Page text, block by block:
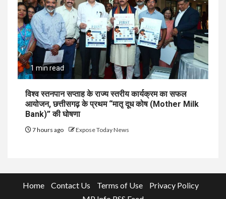
1 min read
विश्व स्तनपान सप्ताह के राज्य स्तरीय कार्यक्रम का सफल
आयोजन, छत्तीसगढ़ के प्रथम “मातृ दूध कोष (Mother Milk
Bank)” की घोषणा
7 hours ago Expose Today News
Home Contact Us Terms of Use
Privacy Policy